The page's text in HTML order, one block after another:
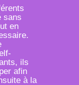
sans
en
ils
afin
à la